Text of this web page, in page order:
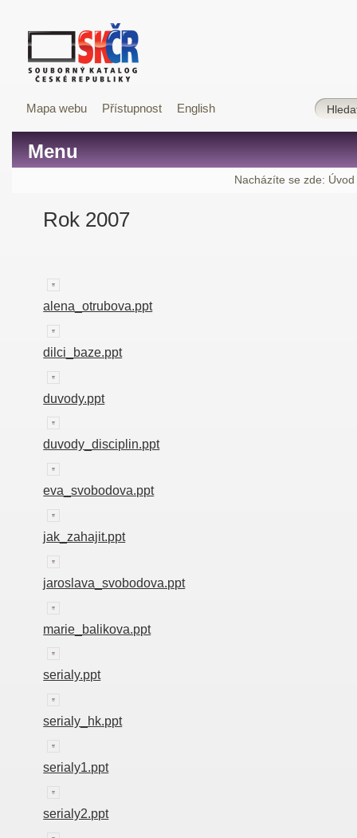
Mapa webu Přístupnost English
Menu
Nacházíte se zde: Úvod
Rok 2007
alena_otrubova.ppt
dilci_baze.ppt
duvody.ppt
duvody_disciplin.ppt
eva_svobodova.ppt
jak_zahajit.ppt
jaroslava_svobodova.ppt
marie_balikova.ppt
serialy.ppt
serialy_hk.ppt
serialy1.ppt
serialy2.ppt